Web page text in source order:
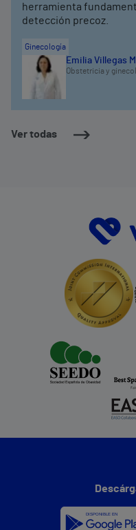
Ver todas
herramienta
detección precoz.
Ginecología
Emilia Villegas
Obstetricia y